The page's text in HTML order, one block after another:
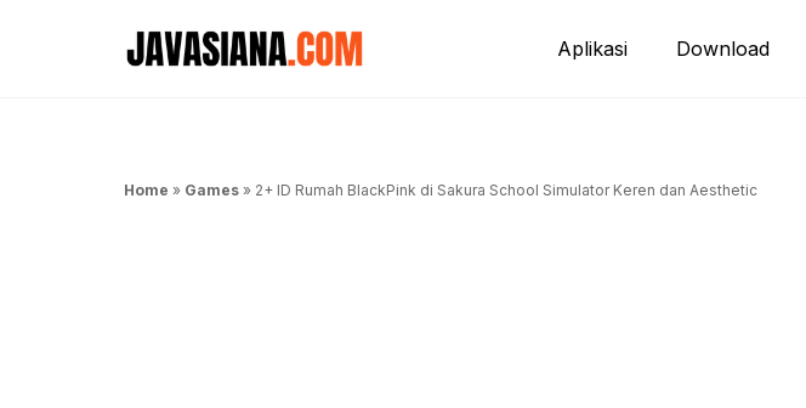
Aplikasi Download
Home » Games » 2+ ID Rumah BlackPink di Sakura School Simulator Keren dan Aesthetic